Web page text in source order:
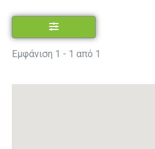
Εμφάνιση 1 - 1 από 1